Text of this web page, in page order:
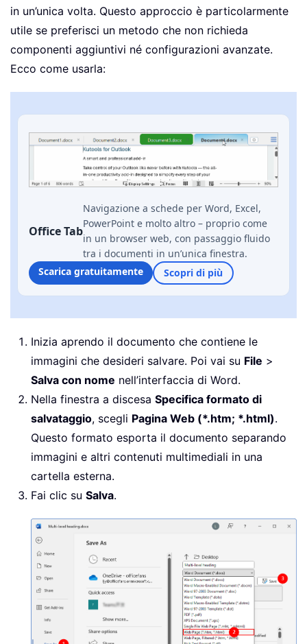
in un’unica volta. Questo approccio è particolarmente
utile se preferisci un metodo che non richieda
componenti aggiuntivi né configurazioni avanzate.
Ecco come usarla:
Office Tab
Navigazione a schede per Word, Excel,
PowerPoint e molto altro – proprio come
in un browser web, con passaggio fluido
tra i documenti in un’unica finestra.
Scarica gratuitamente
Scopri di più
Inizia aprendo il documento che contiene le
immagini che desideri salvare. Poi vai su File >
Salva con nome nell’interfaccia di Word.
Nella finestra a discesa Specifica formato di
salvataggio, scegli Pagina Web (*.htm; *.html).
Questo formato esporta il documento separando
immagini e altri contenuti multimediali in una
cartella esterna.
Fai clic su Salva.